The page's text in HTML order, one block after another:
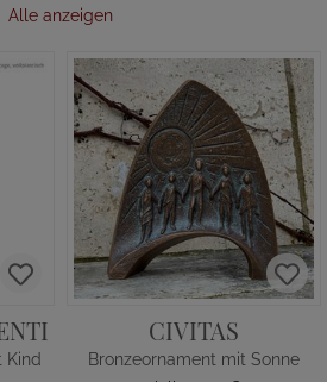
Alle anzeigen
Kind
CIVITAS
Bronzeornament mit Sonne